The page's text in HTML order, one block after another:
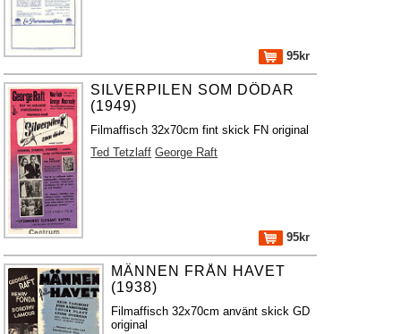
95kr
SILVERPILEN SOM DÖDAR
(1949)
Filmaffisch 32x70cm fint skick FN original
Ted Tetzlaff George Raft
95kr
MÄNNEN FRÅN HAVET
(1938)
Filmaffisch 32x70cm använt skick GD
original